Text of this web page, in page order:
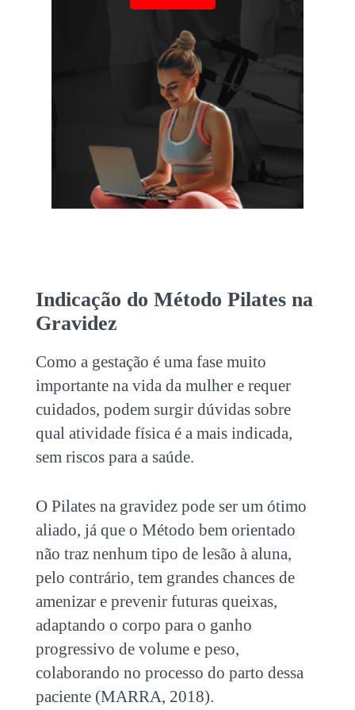
Indicação do Método Pilates na
Gravidez
Como a gestação é uma fase muito
importante na vida da mulher e requer
cuidados, podem surgir dúvidas sobre
qual atividade física é a mais indicada,
sem riscos para a saúde.
O Pilates na gravidezpode ser um ótimo
aliado, já que o Método bem orientado
não traz nenhum tipo de lesão à aluna,
pelo contrário, tem grandes chances de
amenizar e prevenir futuras queixas,
adaptando o corpo para o ganho
progressivo de volume e peso,
colaborando no processo do parto dessa
paciente (MARRA, 2018).